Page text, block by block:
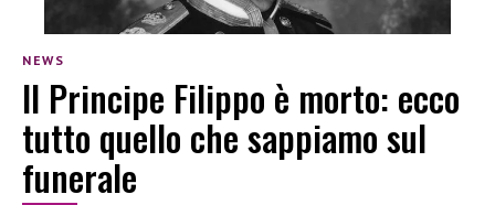
NEWS
Il Principe Filippo è morto: ecco
tutto quello che sappiamo sul
funerale